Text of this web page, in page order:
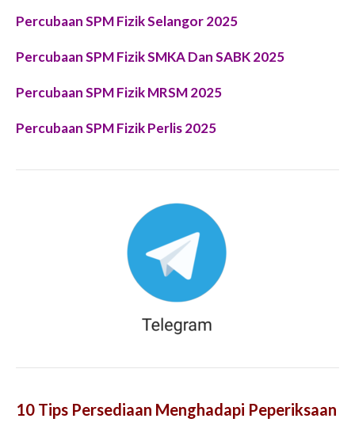
Percubaan SPM Fizik Selangor 2025
Percubaan SPM Fizik SMKA Dan SABK 2025
Percubaan SPM Fizik MRSM 2025
Percubaan SPM Fizik Perlis 2025
10 Tips Persediaan Menghadapi Peperiksaan